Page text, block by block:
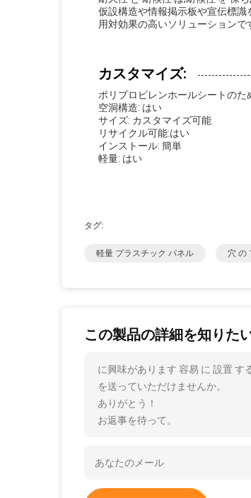
仮設構造や情報掲示板や宣伝標
用対効果の高いソリューション
カスタマイズ:
ポリプロピレンホールシートの
空洞構造: はい
サイズ: カスタマイズ可能
リサイクル可能:はい
インストール: 簡単
軽量: はい
タグ:
軽量 プラスチック パネル 穴 の
この製品の詳細を知りた
に興味があります 容易 に 設置 す
を送っていただけませんか。
ありがとう！
お返事を待って。